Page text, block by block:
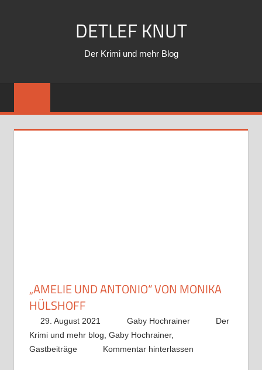
DETLEF KNUT
Der Krimi und mehr Blog
„AMELIE UND ANTONIO“ VON MONIKA
HÜLSHOFF
29. August 2021 Gaby Hochrainer
Der
Krimi und mehr blog, Gaby Hochrainer,
Gastbeiträge
Kommentar hinterlassen